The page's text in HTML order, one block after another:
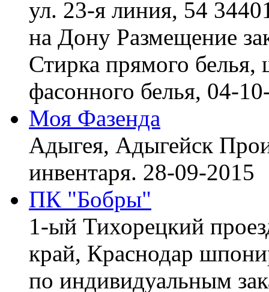
ул. 23-я линия, 54
на Дону Размещение
Стирка прямого
фасонного белья, 04-
Моя Фазенда
Адыгея, Адыгейск
инвентаря. 28-09-2015
ПК "Бобры"
1-ый Тихорецкий
край, Краснодар
по индивидуальным